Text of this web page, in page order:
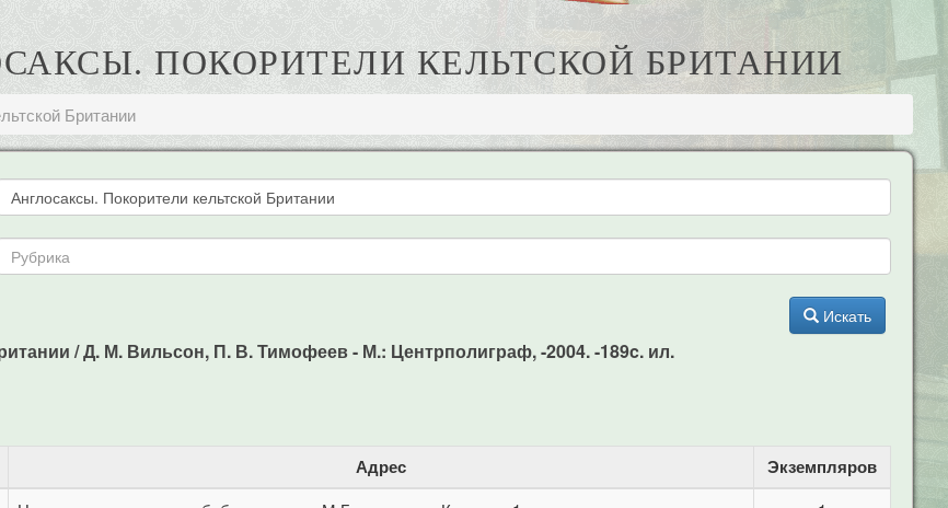
ПОКОРИТЕЛИ КЕЛЬТСКОЙ БРИТАНИИ
Британии
Искать
/ Д. М. Вильсон, П. В. Тимофеев - М.: Центрполиграф, -2004. -189c. ил.
Адрес Экземпляров